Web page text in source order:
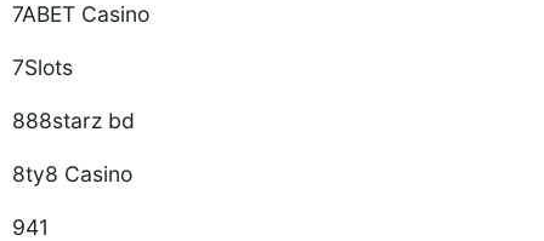
7ABET Casino
7Slots
888starz bd
8ty8 Casino
941